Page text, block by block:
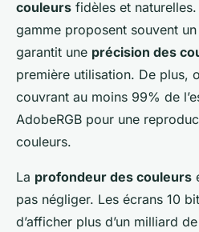
couleurs fidèles et
gamme proposent souvent
garantit une précision des
première utilisation. De plus,
couvrant au moins 99% de
AdobeRGB pour une
couleurs.
La profondeur des couleurs
pas négliger. Les écrans 10
d’afficher plus d’un milliard de